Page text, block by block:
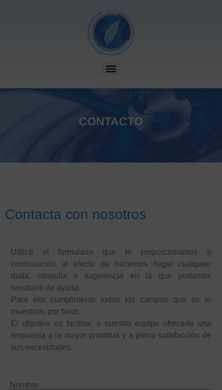
CONTACTO
Contacta con nosotros
Utilice el formulario que le proporcionamos a
continuación al efecto de hacernos llegar cualquier
duda, consulta o sugerencia en la que podamos
resultarle de ayuda.
Para ello cumplimente todos los campos que se le
muestran, por favor.
El objetivo es facilitar a nuestro equipo ofrecerle una
respuesta a la mayor prontitud y a plena satisfacción de
sus necesidades.
Nombre